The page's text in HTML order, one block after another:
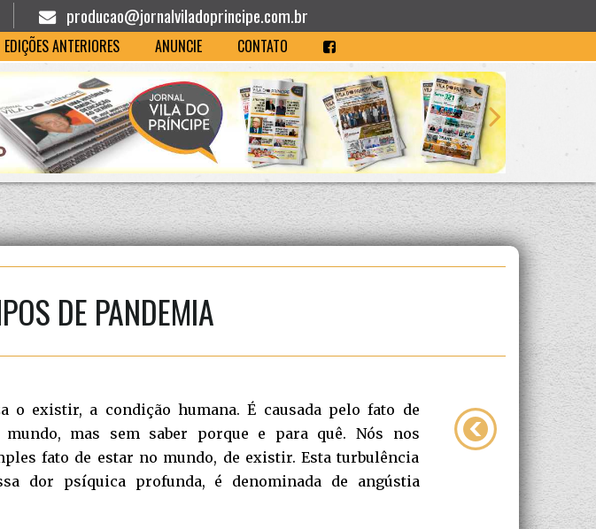
producao@jornalviladoprincipe.com.br
EDIÇÕES ANTERIORES ANUNCIE CONTATO
DE PANDEMIA
o existir, a condição humana. É causada pelo fato de
mundo, mas sem saber porque e para quê. Nós nos
fato de estar no mundo, de existir. Esta turbulência
dor psíquica profunda, é denominada de angústia